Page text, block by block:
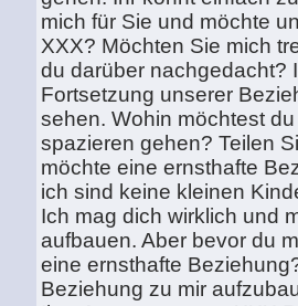
mich für Sie und möchte
XXX? Möchten Sie mich
du darüber nachgedacht?
Fortsetzung unserer
sehen. Wohin möchtest
spazieren gehen? Teilen
möchte eine ernsthafte
ich sind keine kleinen
Ich mag dich wirklich und
aufbauen. Aber bevor du
eine ernsthafte
Beziehung zu mir